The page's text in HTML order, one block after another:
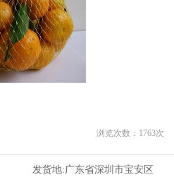
浏览次数： 1763次
发货地:广东省深圳市宝安区